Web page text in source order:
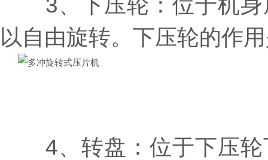
3、下压轮：位于机身
以自由旋转。下压轮的作
4、转盘：位于下压轮